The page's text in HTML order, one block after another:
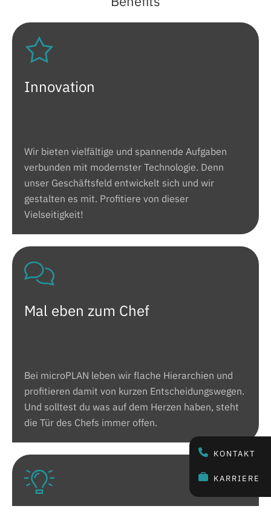
KONTAKT
KARRIERE
Innovation
Wir bieten vielfältige und spannende Aufgaben
verbunden mit modernster Technologie. Denn
unser Geschäftsfeld entwickelt sich und wir
gestalten es mit. Profitiere von dieser
Vielseitigkeit!
Mal eben zum Chef
Bei microPLAN leben wir flache Hierarchien und
profitieren damit von kurzen Entscheidungswegen.
Und solltest du was auf dem Herzen haben, steht
die Tür des Chefs immer offen.